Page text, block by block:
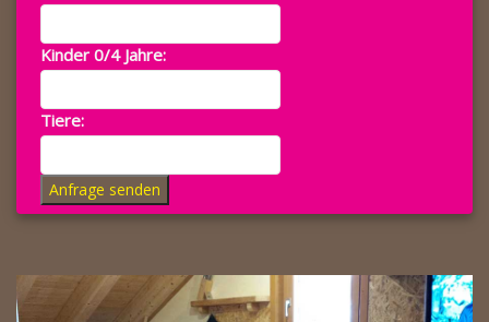
Kinder 0/4 Jahre:
Tiere:
Anfrage senden